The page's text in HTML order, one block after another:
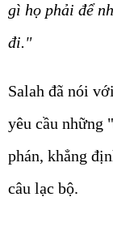
gì họ phải để
đi."
Salah đã nói
yêu cầu những
phán, khẳng
câu lạc bộ.